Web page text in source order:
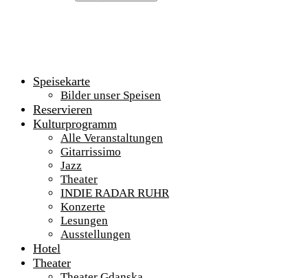
Speisekarte
Bilder unser Speisen
Reservieren
Kulturprogramm
Alle Veranstaltungen
Gitarrissimo
Jazz
Theater
INDIE RADAR RUHR
Konzerte
Lesungen
Ausstellungen
Hotel
Theater